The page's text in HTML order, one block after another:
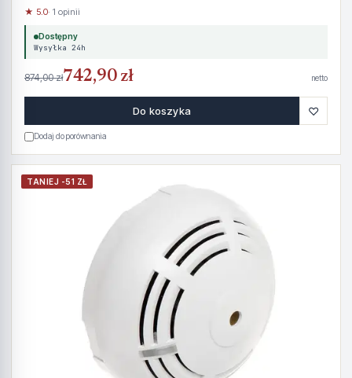
★ 5.0· 1 opinii
Dostępny
Wysyłka 24h
874,00 zł742,90 zł netto
Do koszyka ♡
Dodaj do porównania
TANIEJ -51 ZŁ